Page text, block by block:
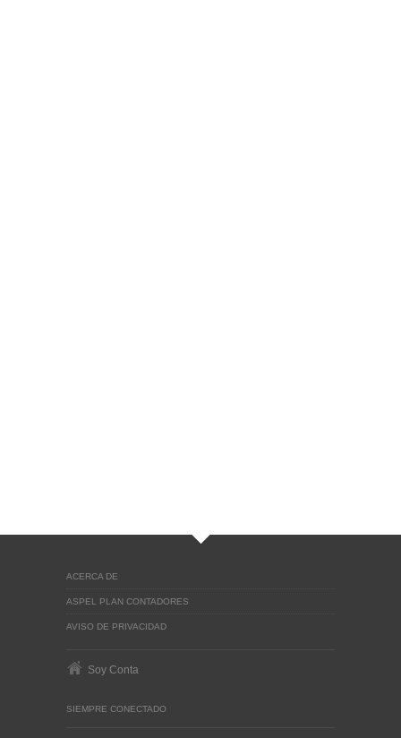
ACERCA DE
ASPEL PLAN CONTADORES
AVISO DE PRIVACIDAD
Soy Conta
SIEMPRE CONECTADO